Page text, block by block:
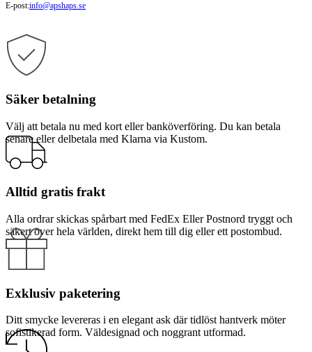
E-post:info@apshaps.se
Säker betalning
Välj att betala nu med kort eller banköverföring. Du kan betala
senare eller delbetala med Klarna via Kustom.
Alltid gratis frakt
Alla ordrar skickas spårbart med FedEx Eller Postnord tryggt och
säkert över hela världen, direkt hem till dig eller ett postombud.
Exklusiv paketering
Ditt smycke levereras i en elegant ask där tidlöst hantverk möter
sofistikerad form. Väldesignad och noggrant utformad.